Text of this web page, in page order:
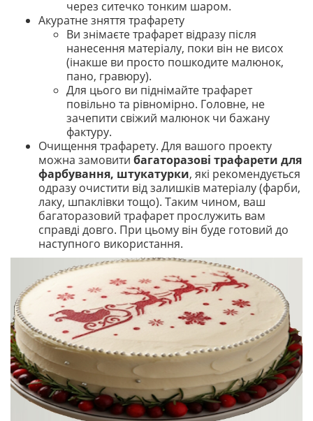
через ситечко тонким шаром.
Акуратне зняття трафарету
Ви знімаєте трафарет відразу після
нанесення матеріалу, поки він не висох
(інакше ви просто пошкодите малюнок,
пано, гравюру).
Для цього ви піднімайте трафарет
повільно та рівномірно. Головне, не
зачепити свіжий малюнок чи бажану
фактуру.
Очищення трафарету. Для вашого проекту
можна замовити багаторазові трафарети для
фарбування, штукатурки, які рекомендується
одразу очистити від залишків матеріалу (фарби,
лаку, шпаклівки тощо). Таким чином, ваш
багаторазовий трафарет прослужить вам
справді довго. При цьому він буде готовий до
наступного використання.